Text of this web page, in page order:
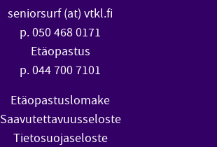
seniorsurf (at) vtkl.fi
p. 050 468 0171
Etäopastus
p. 044 700 7101
Etäopastuslomake
Saavutettavuusseloste
Tietosuojaseloste